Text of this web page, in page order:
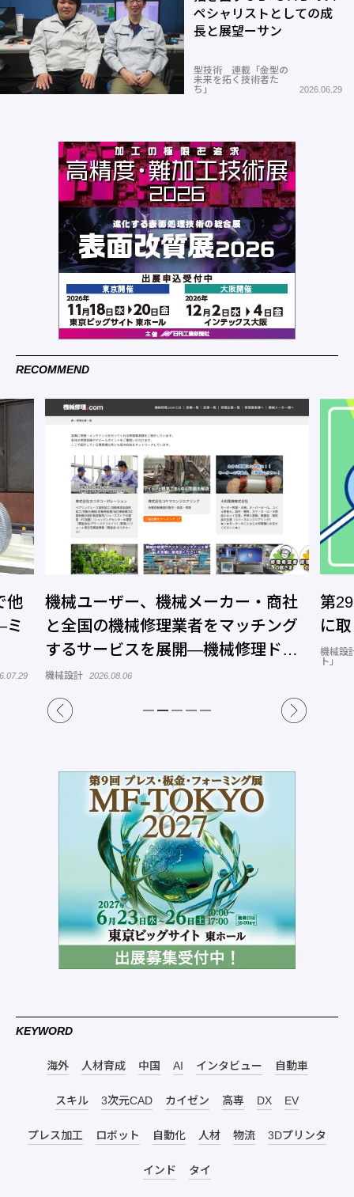
ペシャリストとしての成
長と展望ーサン
型技術 連載「金型の
未来を拓く技術者た
ち」
2026.06.29
RECOMMEND
他
ミ
機械ユーザー、機械メーカー・商社
と全国の機械修理業者をマッチング
するサービスを展開―機械修理ドッ
トコム
機械設計 2026.08.06
第
に
機械設
ト」
KEYWORD
海外 人材育成 中国 AI インタビュー 自動車
スキル 3次元CAD カイゼン 高専 DX EV
プレス加工 ロボット 自動化 人材 物流 3Dプリンタ
インド タイ